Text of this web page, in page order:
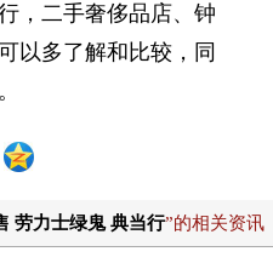
，二手奢侈品店、钟
以多了解和比较，同
劳力士绿鬼 典当行”的相关资讯